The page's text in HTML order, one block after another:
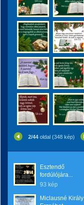
2/44 oldal (348 kép)
Esztendő
fordúlójára...
93 kép
Miclausné Király